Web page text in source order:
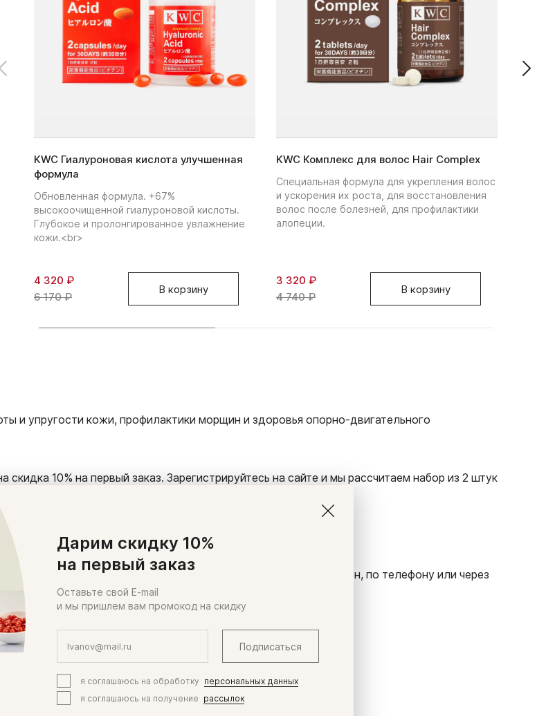
KWC Гиалуроновая кислота улучшенная
формула
Обновленная формула. +67%
высокоочищенной гиалуроновой кислоты.
Глубокое и пролонгированное увлажнение
кожи.<br>
4 320 ₽
6 170 ₽
В корзину
KWC Комплекс для волос Hair Complex
Специальная формула для укрепления волос
и ускорения их роста, для восстановления
волос после болезней, для профилактики
алопеции.
3 320 ₽
4 740 ₽
В корзину
и упругости кожи, профилактики морщин и здоровья опорно-двигательного
10% на первый заказ. Зарегистрируйтесь на сайте и мы рассчитаем набор из 2 штук
по Москве и регионам России — почтой или курьером.
РФ, оформите заявку по электронной почте, в режиме онлайн, по телефону или через
Дарим скидку 10%
на первый заказ
Оставьте свой E-mail
и мы пришлем вам промокод на скидку
Подписаться
я соглашаюсь на обработку персональных данных
я соглашаюсь на получение рассылок